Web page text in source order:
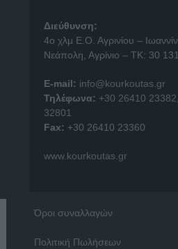
Διεύθυνση:
4o χλμ Ε.Ο. Αγρινίου –
Νεάπολη, Αγρίνιο – ΤΚ: 30 131
E-mail: info@kourkoutas.gr
Τηλέφωνα: +30 26410 23382
32801
Fax: +30 26410 23360
www.kourkoutas.gr
Όροι συναλλαγών
Πολιτική Πωλήσεων